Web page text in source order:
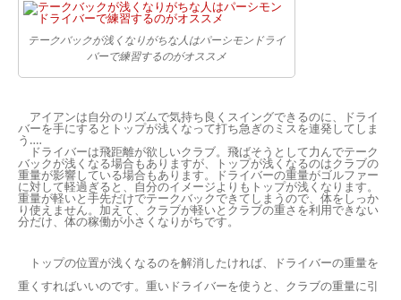
テークバックが浅くなりがちな人はパーシモンドライ
バーで練習するのがオススメ
アイアンは自分のリズムで気持ち良くスイングできるのに、ドライ
バーを手にするとトップが浅くなって打ち急ぎのミスを連発してしま
う‥‥
ドライバーは飛距離が欲しいクラブ。飛ばそうとして力んでテーク
バックが浅くなる場合もありますが、トップが浅くなるのはクラブの
重量が影響している場合もあります。ドライバーの重量がゴルファー
に対して軽過ぎると、自分のイメージよりもトップが浅くなります。
重量が軽いと手先だけでテークバックできてしまうので、体をしっか
り使えません。加えて、クラブが軽いとクラブの重さを利用できない
分だけ、体の稼働が小さくなりがちです。
トップの位置が浅くなるのを解消したければ、ドライバーの重量を
重くすればいいのです。重いドライバーを使うと、クラブの重量に引